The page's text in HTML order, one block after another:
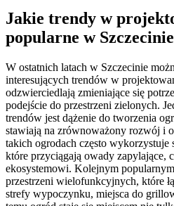
Jakie trendy w
popularne w Szczecinie
W ostatnich latach w Szczecinie
interesujących trendów w
odzwierciedlają zmieniające się
podejście do przestrzeni zielonych.
trendów jest dążenie do tworzenia
stawiają na zrównoważony rozwój i
takich ogrodach często wykorzystuje
które przyciągają owady zapylające,
ekosystemowi. Kolejnym
przestrzeni wielofunkcyjnych, które
strefy wypoczynku, miejsca do